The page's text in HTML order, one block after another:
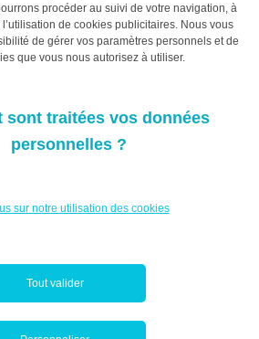
procéder au suivi de votre navigation, à
de cookies publicitaires. Nous vous
de gérer vos paramètres personnels et de
que vous nous autorisez à utiliser.
sont traitées vos données
personnelles ?
sur notre utilisation des cookies
Tout valider